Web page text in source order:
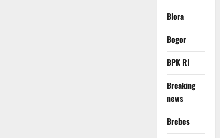
Blora
Bogor
BPK RI
Breaking
news
Brebes